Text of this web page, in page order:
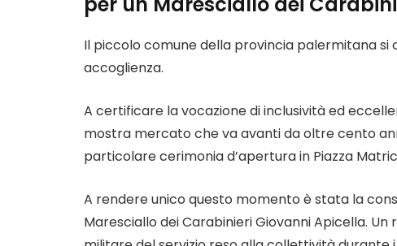
Il piccolo comune della provincia palermitana
accoglienza.
A certificare la vocazione di inclusività ed
mostra mercato che va avanti da oltre cento
particolare cerimonia d’apertura in Piazza
A rendere unico questo momento è stata la
Maresciallo dei Carabinieri Giovanni Apicella.